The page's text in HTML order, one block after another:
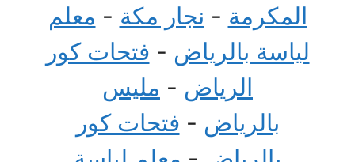
المكرمة - نجار مكة - معلم
لياسة بالرياض - فتحات كور
الرياض - مليس
بالرياض - فتحات كور